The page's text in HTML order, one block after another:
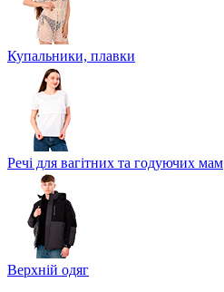
Купальники, плавки
Речі для вагітних та годуючих мам
Верхній одяг